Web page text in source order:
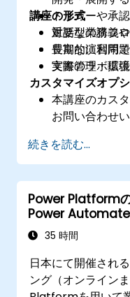
トリガーや承
重要な業務フ
長期的に利用
文書管理・拡
講座の形式
対話型の講義
豊富な演習問
実際のラボ環
カスタマイズオプ
本講座のカス
お問い合わせ
続きを読む...
Power Platform
Power Automate
そしてPower
35 時間
日本にて開催され
ング（オンライン